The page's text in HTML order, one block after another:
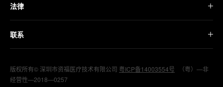
法律
联系
版权所有© 深圳市资福医疗技术有限公司 粤ICP备14003554号
（粤）—非
经营性—2018—0257